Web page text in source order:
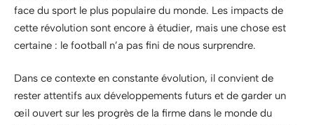
face du sport le plus populaire du monde. Les impacts de
cette révolution sont encore à étudier, mais une chose est
certaine : le football n’a pas fini de nous surprendre.
Dans ce contexte en constante évolution, il convient de
rester attentifs aux développements futurs et de garder un
œil ouvert sur les progrès de la firme dans le monde du